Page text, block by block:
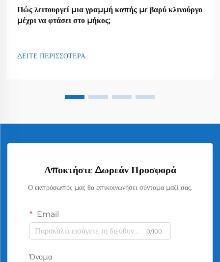
Πώς λειτουργεί μια γραμμή κοπής με βαρύ κλινούργο
μέχρι να φτάσει στο μήκος;
ΔΕΙΤΕ ΠΕΡΙΣΣΟΤΕΡΑ
Αποκτήστε Δωρεάν Προσφορά
Ο εκπρόσωπός μας θα επικοινωνήσει σύντομα μαζί σας.
Email
0/100
Όνομα